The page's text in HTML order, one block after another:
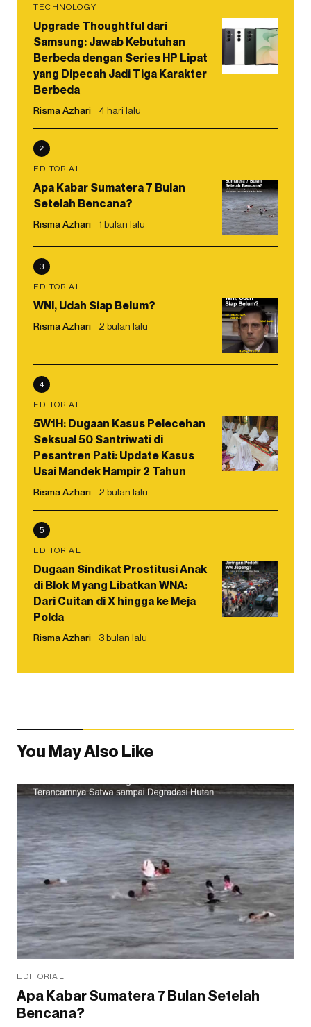
TECHNOLOGY
Upgrade Thoughtful dari
Samsung: Jawab Kebutuhan
Berbeda dengan Series HP Lipat
yang Dipecah Jadi Tiga Karakter
Berbeda
Risma Azhari 4 hari lalu
2
EDITORIAL
Apa Kabar Sumatera 7 Bulan
Setelah Bencana?
Risma Azhari 1 bulan lalu
3
EDITORIAL
WNI, Udah Siap Belum?
Risma Azhari 2 bulan lalu
4
EDITORIAL
5W1H: Dugaan Kasus Pelecehan
Seksual 50 Santriwati di
Pesantren Pati: Update Kasus
Usai Mandek Hampir 2 Tahun
Risma Azhari 2 bulan lalu
5
EDITORIAL
Dugaan Sindikat Prostitusi Anak
di Blok M yang Libatkan WNA:
Dari Cuitan di X hingga ke Meja
Polda
Risma Azhari 3 bulan lalu
You May Also Like
EDITORIAL
Apa Kabar Sumatera 7 Bulan Setelah
Bencana?